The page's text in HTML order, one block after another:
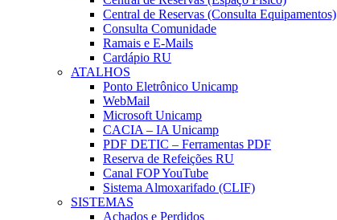
Central de Reservas (Consulta Equipamentos)
Consulta Comunidade
Ramais e E-Mails
Cardápio RU
ATALHOS
Ponto Eletrônico Unicamp
WebMail
Microsoft Unicamp
CACIA – IA Unicamp
PDF DETIC – Ferramentas PDF
Reserva de Refeições RU
Canal FOP YouTube
Sistema Almoxarifado (CLIF)
SISTEMAS
Achados e Perdidos